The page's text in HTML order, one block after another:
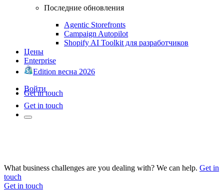
Последние обновления
Agentic Storefronts
Campaign Autopilot
Shopify AI Toolkit для разработчиков
Цены
Enterprise
Edition весна 2026
Войти
Get in touch
Get in touch
What business challenges are you dealing with? We can help. Get in
touch
Get in touch